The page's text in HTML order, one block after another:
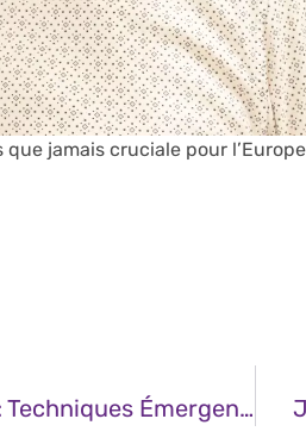
jamais cruciale pour
JDN – Quelles Cybermenaces En 2025 : Techniques Émergentes Et Évolution Des Stratégies D’attaque